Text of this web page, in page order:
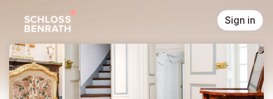
Sign in